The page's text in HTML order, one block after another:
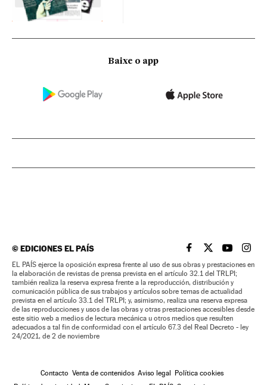
Baixe o app
©EDICIONES EL PAÍS EL PAÍS BRASIL EN
EL PAÍSEL PAÍS
EL
EL PAÍS ejerce la oposición expresa frente al uso de sus obras y prestaciones en
la elaboración de revistas de prensa prevista en el artículo 32.1 del TRLPI;
también realiza la reserva expresa frente a la reproducción, distribución y
comunicación pública de sus trabajos y artículos sobre temas de actualidad
prevista en el artículo 33.1 del TRLPI; y, asimismo, realiza una reserva expresa
de las reproducciones y usos de las obras y otras prestaciones accesibles desde
este sitio web a medios de lectura mecánica u otros medios que resulten
adecuados a tal fin de conformidad con el artículo 67.3 del Real Decreto - ley
24/2021, de 2 de noviembre
Contacto Venta de contenidos Aviso legal Política cookies